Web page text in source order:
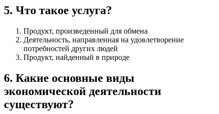
5. Что такое услуга?
Продукт, произведенный для обмена
Деятельность, направленная на удовлетворение
потребностей других людей
Продукт, найденный в природе
6. Какие основные виды
экономической деятельности
существуют?